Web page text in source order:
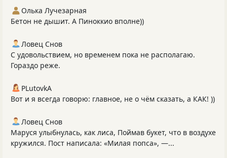
Олька Лучезарная
Бетон не дышит. А Пиноккио вполне))
Ловец Снов
С удовольствием, но временем пока не располагаю.
Гораздо реже.
PLutоvkА
Вот и я всегда говорю: главное, не о чём сказать, а КАК! ))
Ловец Снов
Маруся улыбнулась, как лиса, Поймав букет, что в воздухе
кружился. Пост написала: «Милая попса», —...